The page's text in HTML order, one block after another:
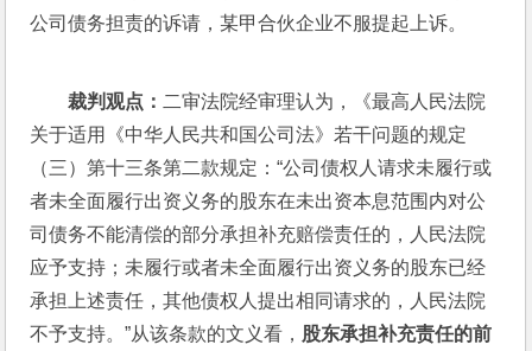
公司债务担责的诉请，某甲合伙企业不服提起上诉。
裁判观点： 二审法院经审理认为，《最高人民法院
关于适用《中华人民共和国公司法》若干问题的规定
（三）第十三条第二款规定：“公司债权人请求未履行或
者未全面履行出资义务的股东在未出资本息范围内对公
司债务不能清偿的部分承担补充赔偿责任的，人民法院
应予支持；未履行或者未全面履行出资义务的股东已经
承担上述责任，其他债权人提出相同请求的，人民法院
不予支持。”从该条款的文义看， 股东承担补充责任的前